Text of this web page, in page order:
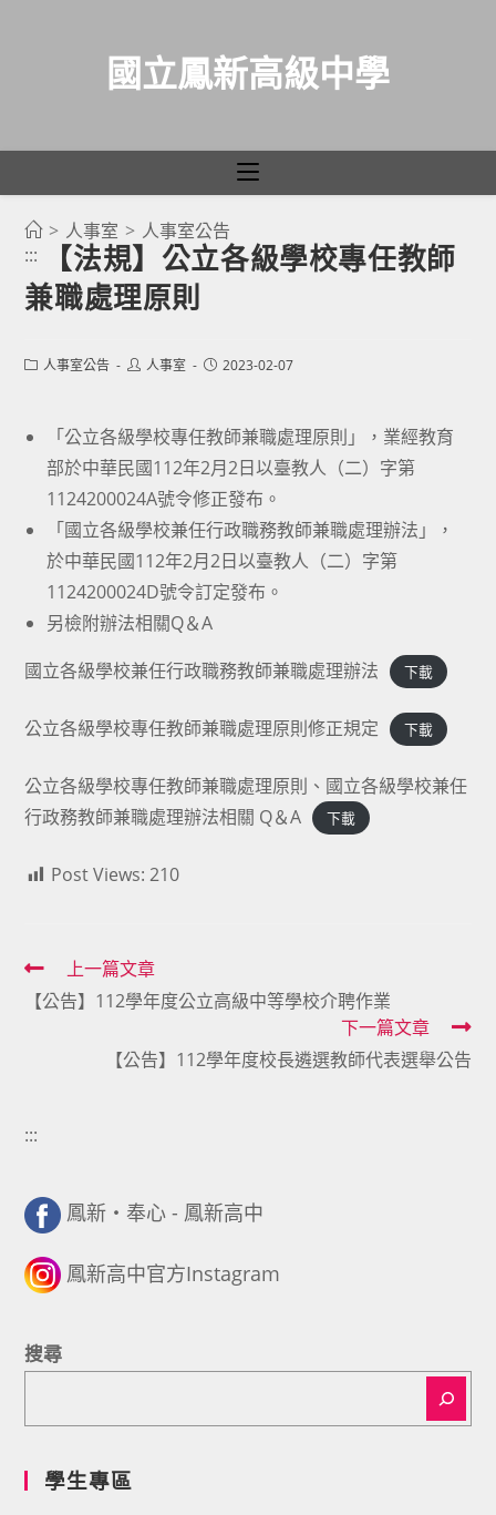
國立鳳新高級中學
> 人事室 > 人事室公告
:::
【法規】公立各級學校專任教師
兼職處理原則
Post人事室公告
Post人事室
Post2023-02-07
「公立各級學校專任教師兼職處理原則」，業經教育
部於中華民國112年2月2日以臺教人（二）字第
1124200024A號令修正發布。
「國立各級學校兼任行政職務教師兼職處理辦法」，
於中華民國112年2月2日以臺教人（二）字第
1124200024D號令訂定發布。
另檢附辦法相關Q＆A
國立各級學校兼任行政職務教師兼職處理辦法
下載
公立各級學校專任教師兼職處理原則修正規定 下載
公立各級學校專任教師兼職處理原則、國立各級學校兼任
行政務教師兼職處理辦法相關 Q＆A
下載
Post Views: 210
Read
more
上一篇文章
【公告】112學年度公立高級中等學校介聘作業
下一篇文章
【公告】112學年度校長遴選教師代表選舉公告
:::
鳳新・奉心 - 鳳新高中
鳳新高中官方Instagram
搜尋
學生專區